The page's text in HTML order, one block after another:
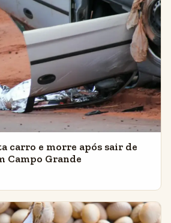
carro e morre após sair de
Campo Grande